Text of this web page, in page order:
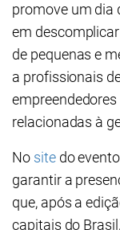
promove um dia
em
de pequenas e
a profissionais
relacionadas à
No sitedo
garantir a
que, após a
capitais do